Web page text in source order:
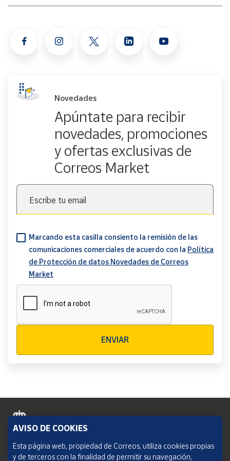
Novedades
Apúntate para recibir
novedades, promociones
y ofertas exclusivas de
Correos Market
Escribe tu email
Marcando esta casilla consiento la remisión de las
comunicaciones comerciales de acuerdo con la Política
de Protección de datos Novedades de Correos
Market
ENVIAR
Política de cookies
AVISO DE COOKIES
Esta página web, propiedad de Correos, utiliza cookies propias
y de terceros con la finalidad de permitir su navegación,